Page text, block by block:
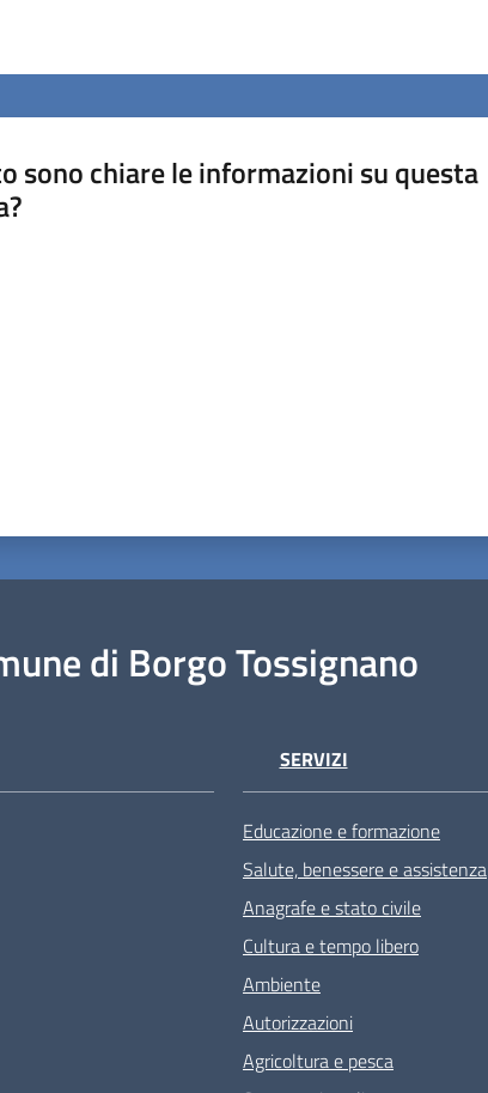
sono chiare le informazioni su questa
di Borgo Tossignano
SERVIZI
Educazione e formazione
Salute, benessere e assistenza
Anagrafe e stato civile
Cultura e tempo libero
Ambiente
Autorizzazioni
Agricoltura e pesca